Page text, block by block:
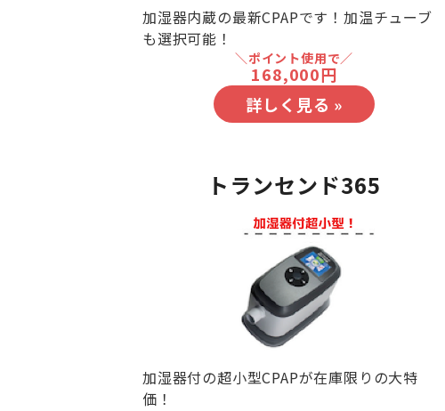
加湿器内蔵の最新CPAPです！加温チューブ
も選択可能！
＼ポイント使用で／
168,000円
詳しく見る »
トランセンド365
加湿器付の超小型CPAPが在庫限りの大特
価！